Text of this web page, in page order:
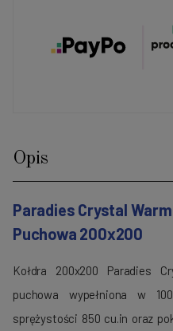
Opis
Paradies Crystal
Puchowa 200x200
Kołdra 200x200 Paradies
puchowa wypełniona w
sprężystości 850 cu.in oraz